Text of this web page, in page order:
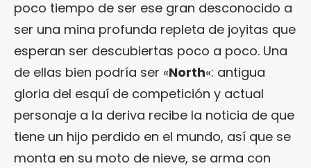
poco tiempo de ser ese gran desconocido a
ser una mina profunda repleta de joyitas que
esperan ser descubiertas poco a poco. Una
de ellas bien podría ser «North«: antigua
gloria del esquí de competición y actual
personaje a la deriva recibe la noticia de que
tiene un hijo perdido en el mundo, así que se
monta en su moto de nieve, se arma con